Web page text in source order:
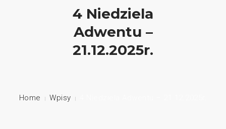
Porządek Mszy Świętych
4 Niedziela
Adwentu –
21.12.2025r.
Home Wpisy